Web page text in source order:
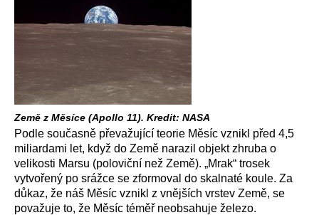
Země z Měsíce (Apollo 11). Kredit: NASA
Podle současně převažující teorie Měsíc vznikl před 4,5
miliardami let, když do Země narazil objekt zhruba o
velikosti Marsu (poloviční než Země). „Mrak“ trosek
vytvořený po srážce se zformoval do skalnaté koule. Za
důkaz, že náš Měsíc vznikl z vnějších vrstev Země, se
považuje to, že Měsíc téměř neobsahuje železo.